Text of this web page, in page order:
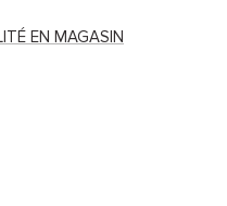
EN MAGASIN